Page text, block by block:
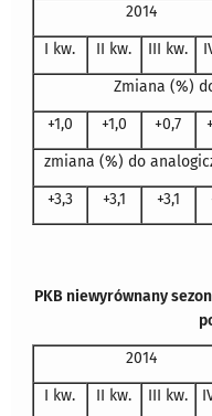
2014
I kw.
II kw. III kw.
Zmiana (%)
+1,0
+1,0 +0,7
zmiana (%) do
+3,3
+3,1 +3,1
PKB niewyrównany
2014
I kw.
II kw. III kw.